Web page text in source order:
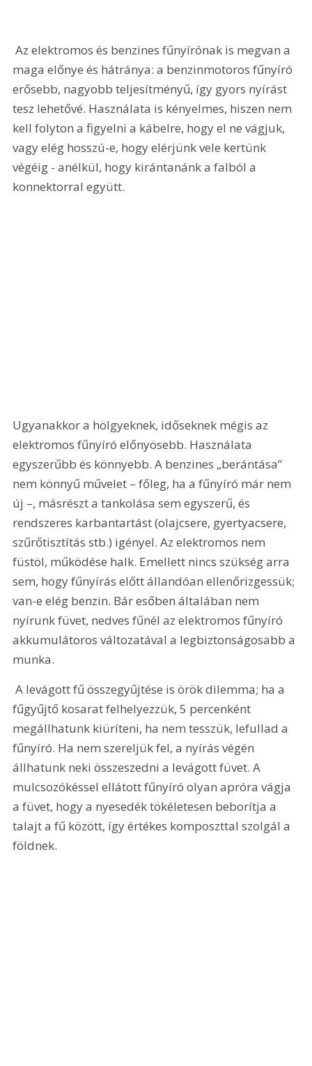
Az elektromos és benzines fűnyírónak is megvan a
maga előnye és hátránya: a benzinmotoros fűnyíró
erősebb, nagyobb teljesítményű, így gyors nyírást
tesz lehetővé. Használata is kényelmes, hiszen nem
kell folyton a figyelni a kábelre, hogy el ne vágjuk,
vagy elég hosszú-e, hogy elérjünk vele kertünk
végéig - anélkül, hogy kirántanánk a falból a
konnektorral együtt.
Ugyanakkor a hölgyeknek, időseknek mégis az
elektromos fűnyíró előnyösebb. Használata
egyszerűbb és könnyebb. A benzines „berántása”
nem könnyű művelet – főleg, ha a fűnyíró már nem
új –, másrészt a tankolása sem egyszerű, és
rendszeres karbantartást (olajcsere, gyertyacsere,
szűrőtisztítás stb.) igényel. Az elektromos nem
füstöl, működése halk. Emellett nincs szükség arra
sem, hogy fűnyírás előtt állandóan ellenőrizgessük;
van-e elég benzin. Bár esőben általában nem
nyírunk füvet, nedves fűnél az elektromos fűnyíró
akkumulátoros változatával a legbiztonságosabb a
munka.
A levágott fű összegyűjtése is örök dilemma; ha a
fűgyűjtő kosarat felhelyezzük, 5 percenként
megállhatunk kiüríteni, ha nem tesszük, lefullad a
fűnyíró. Ha nem szereljük fel, a nyírás végén
állhatunk neki összeszedni a levágott füvet. A
mulcsozókéssel ellátott fűnyíró olyan apróra vágja
a füvet, hogy a nyesedék tökéletesen beborítja a
talajt a fű között, így értékes komposzttal szolgál a
földnek.